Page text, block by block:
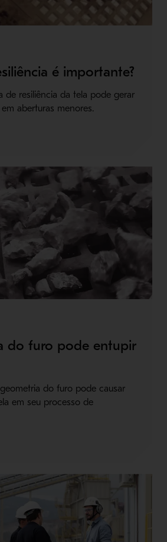
é importante?
de resiliência da tela pode gerar
aberturas menores.
do furo pode entupir
do furo pode causar
em seu processo de